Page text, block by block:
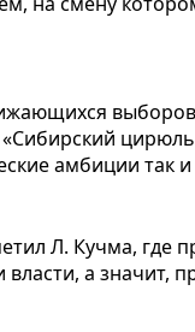
выборов
амбиции так
Л. Кучма, где
а значит,